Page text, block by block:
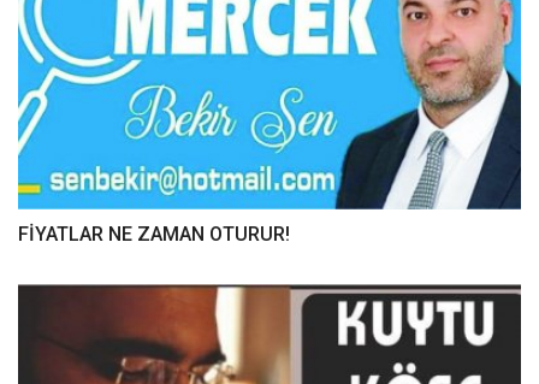
FİYATLAR NE ZAMAN OTURUR!